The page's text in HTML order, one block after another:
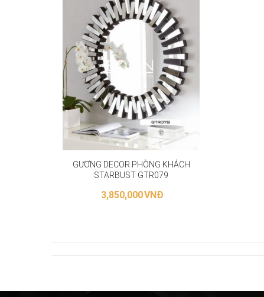
GƯƠNG DECOR PHÒNG KHÁCH
STARBUST GTR079
3,850,000VNĐ